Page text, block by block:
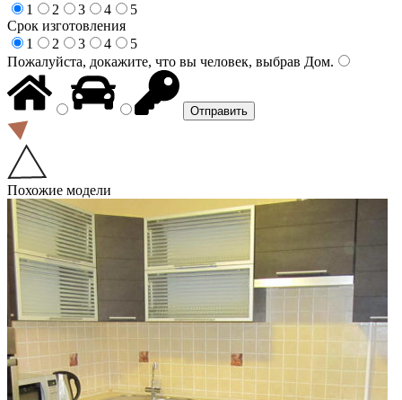
1
2 3 4
5
Срок изготовления
1
2 3 4
5
Пожалуйста, докажите, что вы человек, выбрав Дом.
Похожие модели